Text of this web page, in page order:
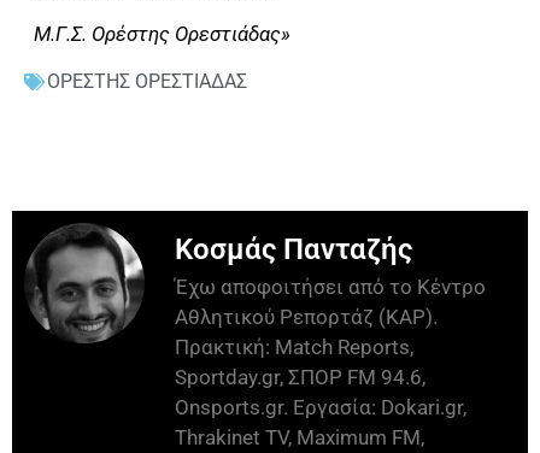
Μ.Γ.Σ. Ορέστης Ορεστιάδας»
ΟΡΕΣΤΗΣ ΟΡΕΣΤΙΑΔΑΣ
Κοσμάς Πανταζής
Έχω αποφοιτήσει από το Κέντρο
Αθλητικού Ρεπορτάζ (ΚΑΡ).
Πρακτική: Match Reports,
Sportday.gr, ΣΠΟΡ FM 94.6,
Onsports.gr. Εργασία: Dokari.gr,
Thrakinet TV, Maximum FM,